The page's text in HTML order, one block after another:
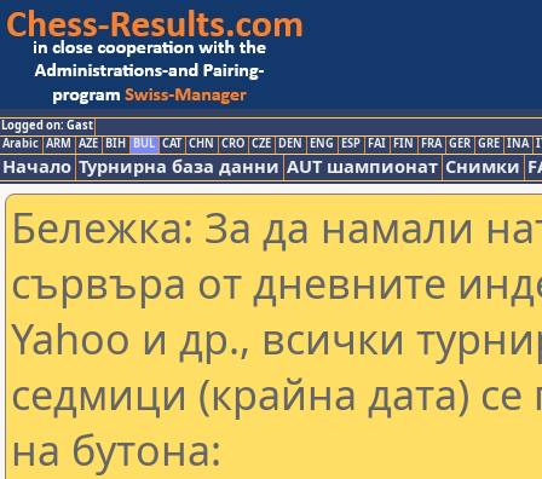
Logged on: Gast
Arabic ARM AZE BIH BUL CAT CHN CRO CZE DEN ENG ESP FAI FIN FRA GER GRE INA
Начало Турнирна база данни AUT шампионат Снимки
Бележка: За да намали
сървъра от дневните
Yahoo и др., всички
седмици (крайна дата) се
на бутона: